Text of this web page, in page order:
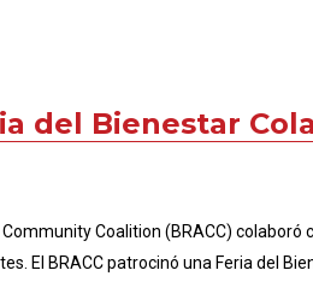
del Bienestar
Community Coalition (BRACC)
El BRACC patrocinó una Feria del